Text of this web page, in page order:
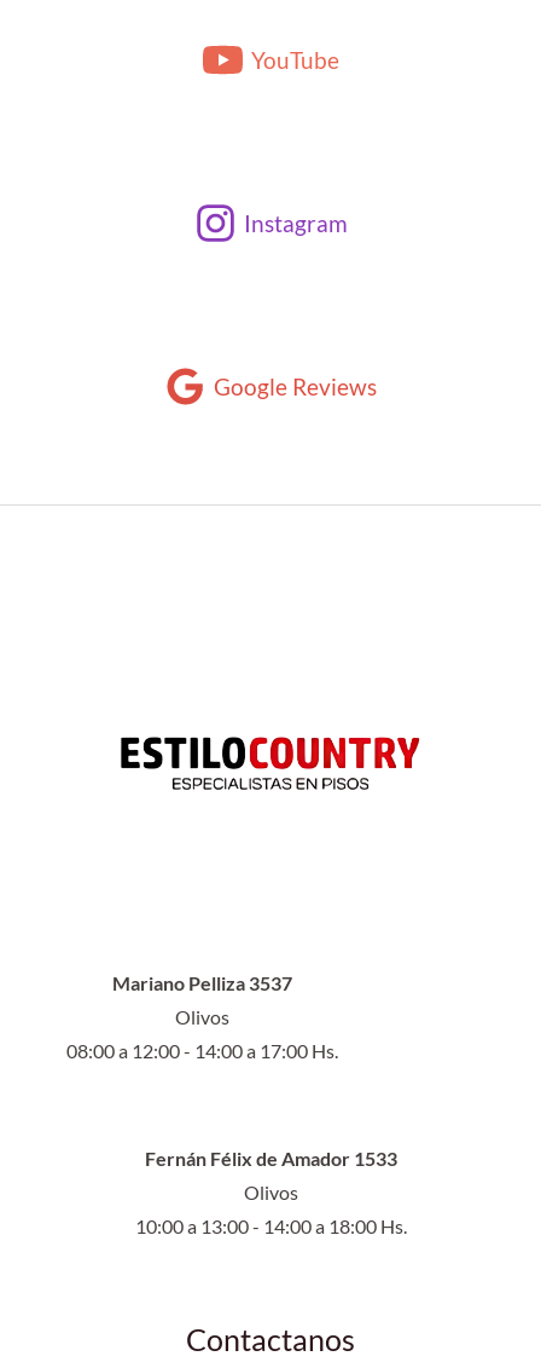
YouTube
Instagram
Google Reviews
Mariano Pelliza 3537
Olivos
08:00 a 12:00 - 14:00 a 17:00 Hs.
Fernán Félix de Amador 1533
Olivos
10:00 a 13:00 - 14:00 a 18:00 Hs.
Contactanos